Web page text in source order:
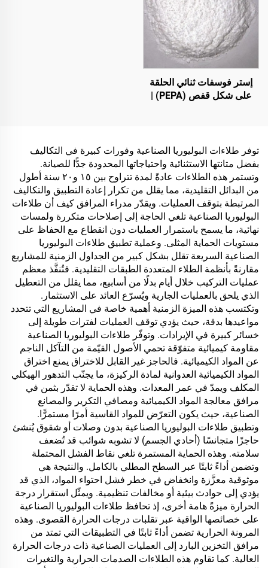
وحبيبات EPDM، والركائز
الإيبوكسية القابلة للذوبان في
الماء أو الزيت، والرخام،
وبلاط الأرضيات، والخرسانة
المسامية، وتطبيقات
المركبات وغيرها
إستر فوسفات ثنائي الحلقة
على شكل قفص (PEPA) |
الفينيل (EVA)
توفر طلاءات البوليوريا الصناعية وفورات كبيرة في التكاليف
بفضل متانتها الاستثنائية واحتياجاتها المحدودة جدًّا للصيانة.
وتستمر هذه الطلاءات عادةً لمدة تتراوح بين ١٥ و٢٠ سنة أطول
من البدائل التقليدية، مما يقلل من تكرار إعادة التطبيق والتكاليف
المرتبطة بتوقف العمليات. ويقدّر مدراء المرافق كيف أن طلاءات
البوليوريا الصناعية تلغي الحاجة إلى إصلاحات متكررة ولمسات
نهائية، ما يسمح باستمرار العمليات دون انقطاع مع الحفاظ على
مستويات الحماية المثلى. وعملية تطبيق طلاءات البوليوريا
الصناعية السريعة تقلل بشكل كبير من الجداول الزمنية للمشاريع
مقارنةً بأنظمة الطلاء المتعددة الطبقات التقليدية. فتُنفَّذ معظم
عمليات التركيب خلال أيام بدلًا من أسابيع، مما يقلل من التعطيل
الذي يلحق بالعمليات الجارية ويُسرّع العائد على الاستثمار.
وتكتسب هذه الميزة الزمنية أهمية خاصة في المشاريع التي تتحدد
مواعيدها بدقة، حيث يؤدي توقف العمليات لفترات طويلة إلى
خسائر كبيرة في الإيرادات. وتوفّر طلاءات البوليوريا الصناعية
مقاومة كيميائية متفوّقة تحمي الأصول القيّمة من التآكل الناجم
عن المواد الكيميائية. فالحاجز غير القابل للاختراق يمنع اختراق
المواد الكيميائية العدوانية لمادة الركيزة، ما يجنّب التدهور الهيكلي
المكلف ويمدّ في عمر المعدات. وهذه الحماية لا تقدّر بثمن في
مرافق معالجة المواد الكيميائية ومصافي التكرير والمصانع
الصناعية، حيث يكون التعرّض للمواد القاسية أمرًا مستمرًّا.
وتطبيق طلاءات البوليوريا الصناعية بدون وصلات أو شقوق يُنشئ
حاجزًا متجانسًا (أحادي الجسم) لا تشوبه شوائب قد تُضعف
سلامته. وهذه الحماية المستمرة تلغي نقاط الفشل المحتملة
وتضمن أداءً ثابتًا عبر السطح المطلي بالكامل. والنتيجة هي
موثوقية معزَّزة وانخفاض في خطر فشل احتواء المواد، الذي قد
يؤدي إلى حوادث بيئية أو مخالفات تنظيمية. ويمثّل استقرار درجة
الحرارة ميزةً هامة أخرى، إذ تحافظ طلاءات البوليوريا الصناعية
على خصائصها الواقية عبر تقلبات درجات الحرارة القصوى. وهذه
المرونة الحرارية تضمن أداءً ثابتًا في التطبيقات التي تمتد من
مرافق التخزين البارد إلى العمليات الصناعية ذات درجات الحرارة
العالية. كما تقاوم هذه الطلاءات الصدمات الحرارية والتغيرات